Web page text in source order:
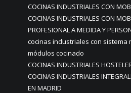
COCINAS INDUSTRIALES CON
COCINAS INDUSTRIALES CON
PROFESIONAL A MEDIDA Y
cocinas industriales con sistema
módulos cocinado
COCINAS INDUSTRIALES
COCINAS INDUSTRIALES
EN MADRID